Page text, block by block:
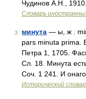
Чудинов А.Н.,
Словарь
3 минута — ы, ж .
pars minuta prima.
Петра 1, 1705.
Сл. 18. Минута
Соч. 1 241. И
Исторический